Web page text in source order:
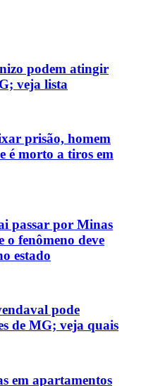
podem atingir
veja lista
prisão, homem
é morto a tiros em
passar por Minas
o fenômeno deve
estado
pode
de MG; veja quais
em apartamentos